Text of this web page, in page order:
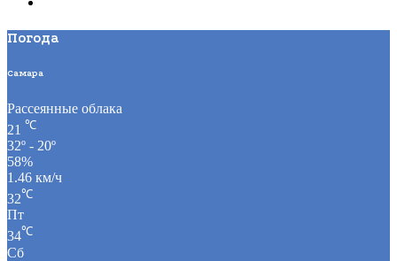
Погода
Самара
Рассеянные облака
21 ℃
32º - 20º
58%
1.46 км/ч
32℃
Пт
34℃
Сб